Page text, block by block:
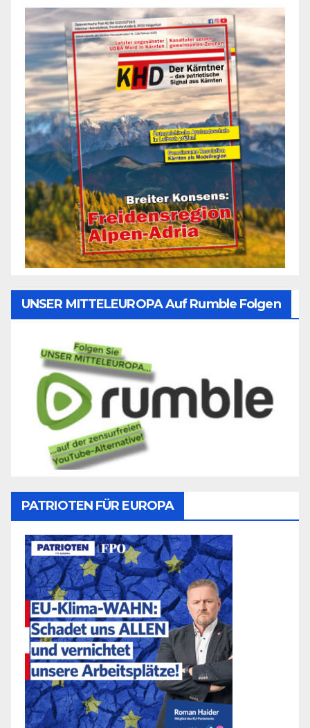
UNSER MITTELEUROPA Auf Rumble Folgen
PATRIOTEN FÜR EUROPA